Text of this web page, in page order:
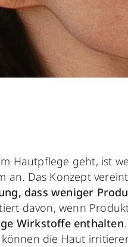
Hautpflege geht, ist
an. Das Konzept
dass weniger
davon, wenn
Wirkstoffe enthalten
die Haut